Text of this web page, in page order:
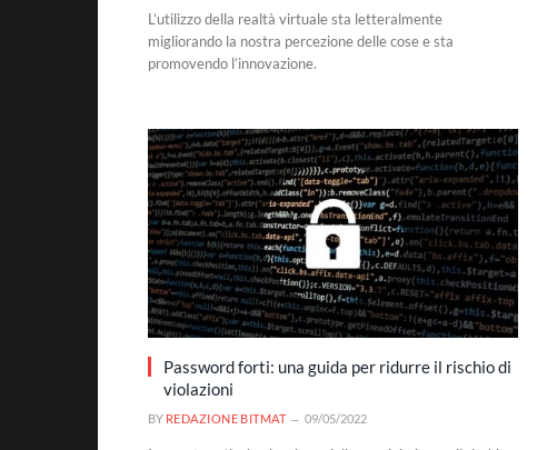
L’utilizzo della realtà virtuale sta letteralmente
migliorando la nostra percezione delle cose e sta
promovendo l’innovazione.
Password forti: una guida per ridurre il rischio di
violazioni
BY REDAZIONE BITMAT 09/05/2022